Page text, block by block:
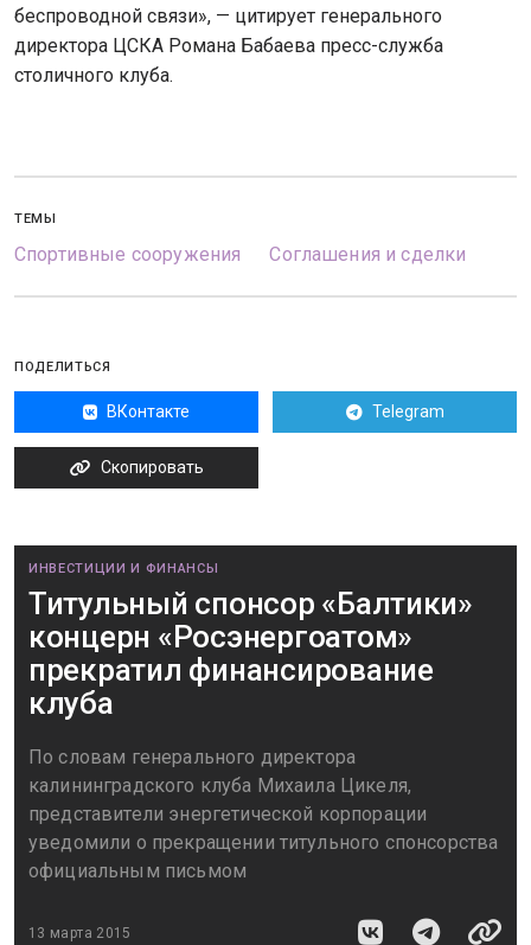
беспроводной связи», — цитирует генерального
директора ЦСКА Романа Бабаева пресс-служба
столичного клуба.
ТЕМЫ
Спортивные сооружения Соглашения и сделки
ПОДЕЛИТЬСЯ
ВКонтакте Telegram
Скопировать
ИНВЕСТИЦИИ И ФИНАНСЫ
Титульный спонсор «Балтики»
концерн «Росэнергоатом»
прекратил финансирование
клуба
По словам генерального директора
калининградского клуба Михаила Цикеля,
представители энергетической корпорации
уведомили о прекращении титульного спонсорства
официальным письмом
13 марта 2015